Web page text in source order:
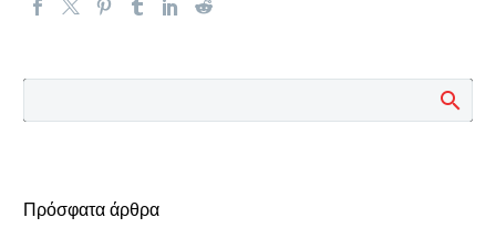
Πρόσφατα άρθρα